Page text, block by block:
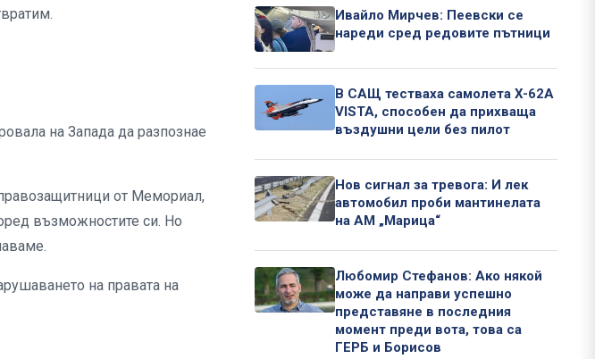
на Запада да разпознае
от Мемориал,
възможностите си. Но
на правата на
Ивайло Мирчев: Пеевски се
нареди сред редовите пътници
В САЩ тестваха самолета X-62A
VISTA, способен да прихваща
въздушни цели без пилот
Нов сигнал за тревога: И лек
автомобил проби мантинелата
на АМ „Марица“
Любомир Стефанов: Ако някой
може да направи успешно
представяне в последния
момент преди вота, това са
ГЕРБ и Борисов